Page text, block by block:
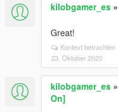
kilobgamer_es »
Great!
Kontext betrachten
23. Oktober 2020
kilobgamer_es »
On]